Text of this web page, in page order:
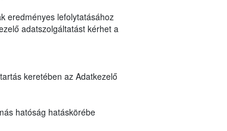
eredményes lefolytatásához
adatszolgáltatást kérhet a
keretében az Adatkezelő
hatóság hatáskörébe